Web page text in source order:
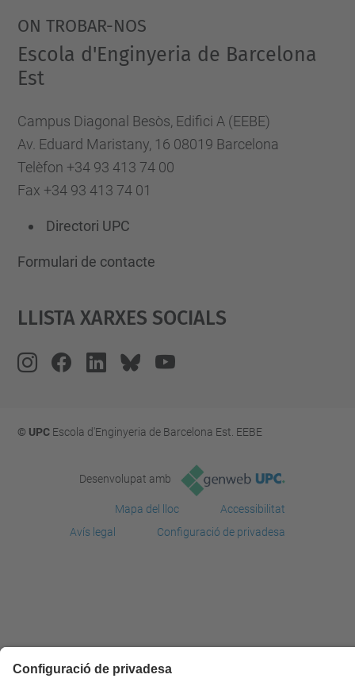
ON TROBAR-NOS
Escola d'Enginyeria de Barcelona
Est
Campus Diagonal Besòs, Edifici A (EEBE)
Av. Eduard Maristany, 16 08019 Barcelona
Telèfon +34 93 413 74 00
Fax +34 93 413 74 01
Directori UPC
Formulari de contacte
Llista Xarxes Socials
© UPCEscola d'Enginyeria de Barcelona Est. EEBE
Desenvolupat amb
Mapa del lloc
Accessibilitat
Avís legal
Configuració de privadesa